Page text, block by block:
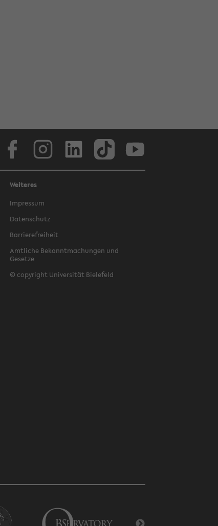
Weiteres
Impressum
Datenschutz
Barrierefreiheit
Amtliche Bekanntmachungen und
Gesetze
© copyright Universität Bielefeld